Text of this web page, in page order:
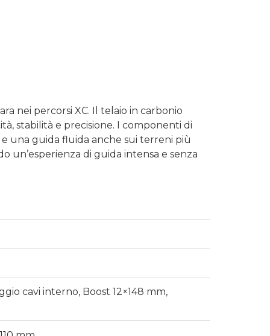
nei percorsi XC. Il telaio in carbonio
stabilità e precisione. I componenti di
e una guida fluida anche sui terreni più
un’esperienza di guida intensa e senza
cavi interno, Boost 12×148 mm,